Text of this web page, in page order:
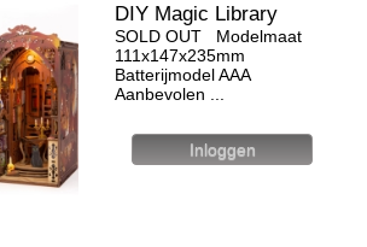
DIY Magic Library
SOLD OUT Modelmaat
111x147x235mm
Batterijmodel AAA
Aanbevolen ...